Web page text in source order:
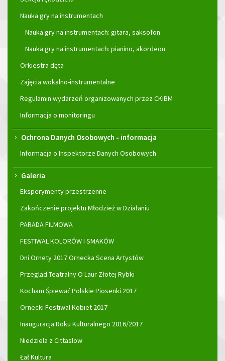
Nauka gry na instrumentach
Nauka gry na instrumentach: gitara, saksofon
Nauka gry na instrumentach: pianino, akordeon
Orkiestra dęta
Zajęcia wokalno-instrumentalne
Regulamin wydarzeń organizowanych przez CKiBM
Informacja o monitoringu
Ochrona Danych Osobowych - informacja
Informacja o Inspektorze Danych Osobowych
Galeria
Eksperymenty przestrzenne
Zakończenie projektu Młodzież w Działaniu
PARADA FILMOWA
FESTIWAL KOLORÓW I SMAKÓW
Dni Ornety 2017 Ornecka Scena Artystów
Przegląd Teatralny O Laur Złotej Rybki
Kocham Śpiewać Polskie Piosenki 2017
Ornecki Festiwal Kobiet 2017
Inauguracja Roku Kulturalnego 2016/2017
Niedziela z Cittaslow
Łał Kultura